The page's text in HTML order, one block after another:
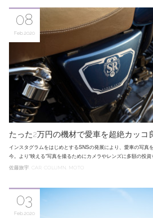
たった2万円の機材で愛車を超絶カッコ
インスタグラムをはじめとするSNSの発展により、愛車の写真
今。より‟映える”写真を撮るためにカメラやレンズに多額の投
08
Feb2020
佐藤旅宇 CAR COLUMN MOTO
03
Feb 2020